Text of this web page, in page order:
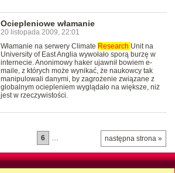
Ociepleniowe włamanie
20 listopada 2009, 22:01
Włamanie na serwery Climate Research Unit na
University of East Anglia wywołało sporą burzę w
internecie. Anonimowy haker ujawnił bowiem e-
maile, z których może wynikać, że naukowcy tak
manipulowali danymi, by zagrożenie związane z
globalnym ociepleniem wyglądało na większe, niż
jest w rzeczywistości.
następna strona »
6